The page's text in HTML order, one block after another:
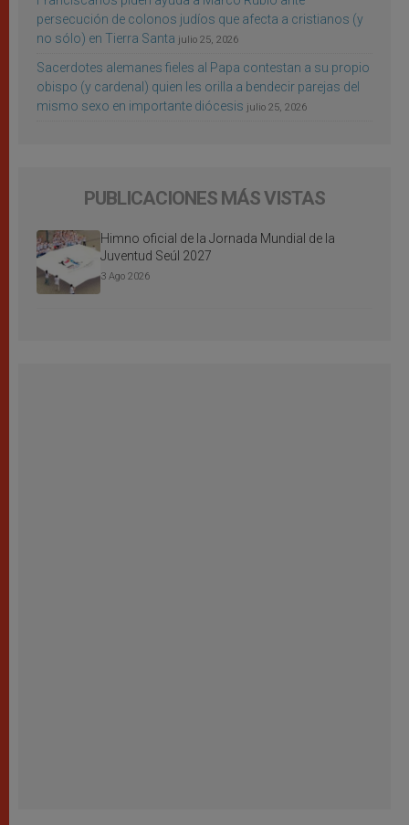
persecución de colonos judíos que afecta a cristianos (y
no sólo) en Tierra Santa julio 25, 2026
Sacerdotes alemanes fieles al Papa contestan a su propio
obispo (y cardenal) quien les orilla a bendecir parejas del
mismo sexo en importante diócesis julio 25, 2026
PUBLICACIONES MÁS VISTAS
Himno oficial de la Jornada Mundial de la
Juventud Seúl 2027
3 Ago 2026